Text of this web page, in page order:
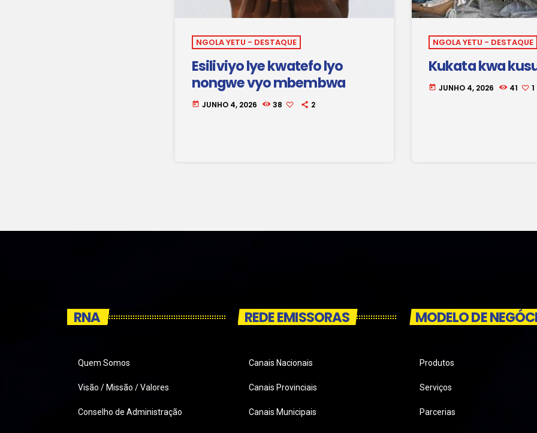
NGOLA YETU - DESTAQUE
Esiliviyo lye kwatefo lyo
nongwe vyo mbembwa
today JUNHO 4, 2026 38 2
NGOLA YETU - DESTAQUE
Kukata kwa
today JUNHO 4, 2026 41 1
RNA
Quem Somos
Visão / Missão / Valores
Conselho de Administração
REDE EMISSORAS
Canais Nacionais
Canais Provinciais
Canais Municipais
MODELO DE
Produtos
Serviços
Parcerias